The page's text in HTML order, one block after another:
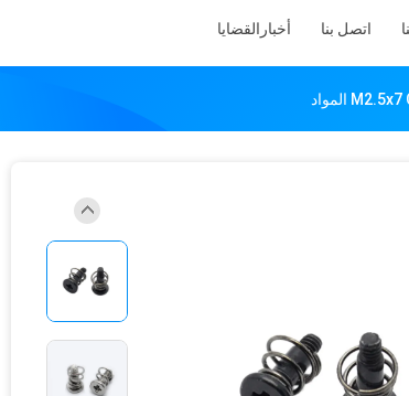
اتصل بنا أخبار القضايا